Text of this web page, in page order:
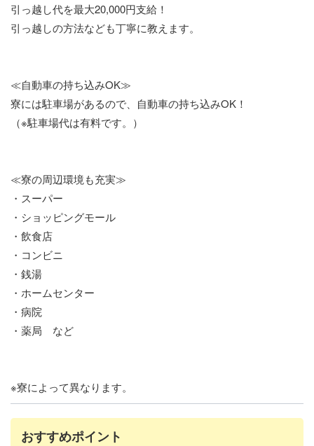
引っ越し代を最大20,000円支給！
引っ越しの方法なども丁寧に教えます。
≪自動車の持ち込みOK≫
寮には駐車場があるので、自動車の持ち込みOK！
（※駐車場代は有料です。）
≪寮の周辺環境も充実≫
・スーパー
・ショッピングモール
・飲食店
・コンビニ
・銭湯
・ホームセンター
・病院
・薬局 など
※寮によって異なります。
おすすめポイント